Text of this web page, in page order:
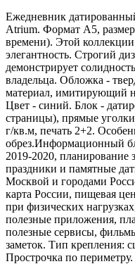
Ежедневник
Atrium. Формат А5,
времени). Этой
элегантность. Строгий
демонстрирует
владельца. Обложка -
материал, имитирующий
Цвет - синий. Блок -
страницы), прямые
г/кв.м, печать 2+2.
обрез.Информационный
2019-2020, планирование
праздники и памятные
Москвой и городами
карта России, пищевая
при физических
полезные приложения,
полезные сервисы,
заметок. Тип крепления:
Прострочка по периметру.